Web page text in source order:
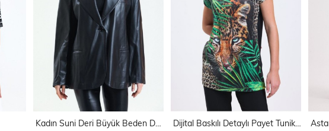
Kadın Suni Deri Büyük Beden Deri Ceket | Ckt33280 Dijital Baskılı Detaylı Payet Tunik | Blz34628